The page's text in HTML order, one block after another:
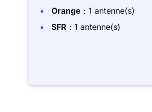
Orange : 1 antenne(s)
SFR : 1 antenne(s)